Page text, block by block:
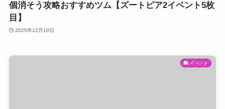
個消そう攻略おすすめツム【ズートピア2イベント5枚
目】
2025年12月10日
イベント